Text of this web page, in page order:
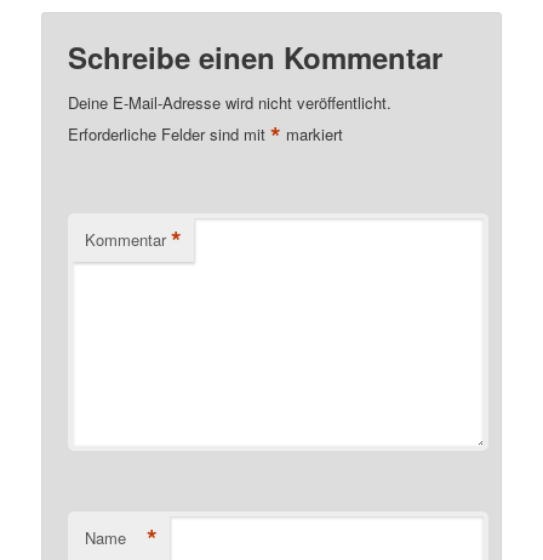
Schreibe einen Kommentar
Deine E-Mail-Adresse wird nicht veröffentlicht.
Erforderliche Felder sind mit* markiert
Kommentar *
Name *